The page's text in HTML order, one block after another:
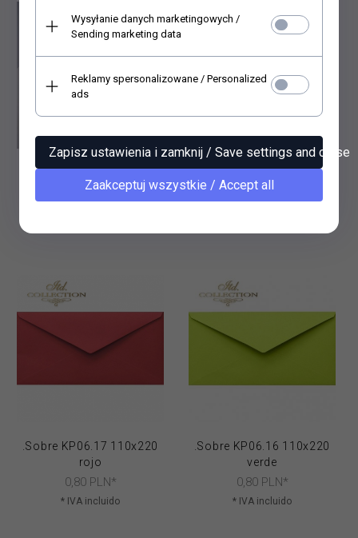
Tarjetas de Navidad /
tarjeta K217
.Sobre KP06.19 110x220
borgoña
.Sobre KP06.17 110x220
rojo
0, 80 PLN*
* IVA incluido
.Sobre KP06.16 110x220
verde
0, 80 PLN*
* IVA incluido
Wysyłanie danych marketingowych /
Sending marketing data
Reklamy spersonalizowane / Personalized
ads
Zapisz ustawienia i zamknij / Save settings and close
Zaakceptuj wszystkie / Accept all